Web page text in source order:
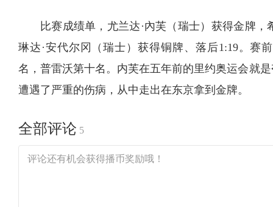
比赛成绩单，尤兰达·內芙（瑞士）获得金牌
琳达·安代尔冈（瑞士）获得铜牌、落后1:19。赛
名，普雷沃第十名。内芙在五年前的里约奥运会就
遭遇了严重的伤病，从中走出在东京拿到金牌。
全部评论 5